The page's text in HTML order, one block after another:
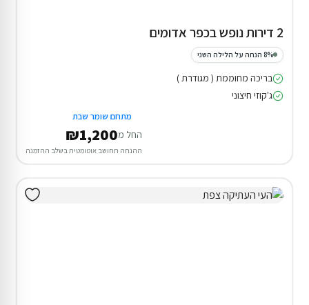
2 דירות נופש בכפר אדומים
8% הנחה על הלילה השני
בריכה מחוממת ( מגודרת )
ג'קוזי חיצוני
מתחם שומר שבת
החל מ₪1,200
ההנחה תחושב אוטומטית בשלב ההזמנה